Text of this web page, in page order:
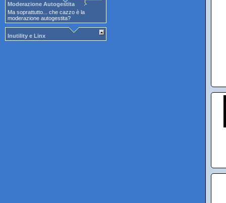
Moderazione Autogestita
Ma soprattutto... che cazzo è la
moderazione autogestita?
Inutility e Linx